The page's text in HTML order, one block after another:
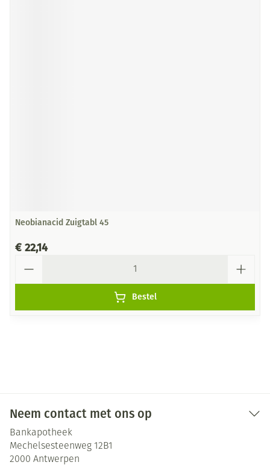
Neobianacid Zuigtabl 45
€ 22,14
Bestel
Neem contact met ons op
Bankapotheek
Mechelsesteenweg 12B1
2000 Antwerpen